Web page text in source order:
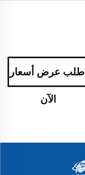
اطلب عرض أسعار
الآن